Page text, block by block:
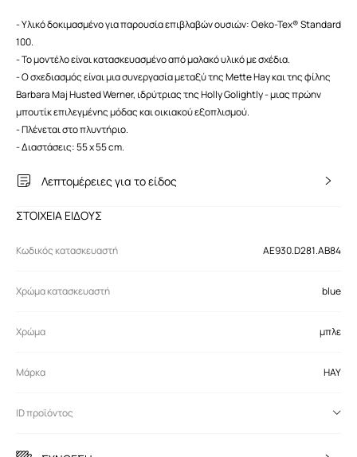
- Υλικό δοκιμασμένο για παρουσία επιβλαβών ουσιών: Oeko-Tex® Standard
100.
- Το μοντέλο είναι κατασκευασμένο από μαλακό υλικό με σχέδια.
- Ο σχεδιασμός είναι μια συνεργασία μεταξύ της Mette Hay και της φίλης
Barbara Maj Husted Werner, ιδρύτριας της Holly Golightly - μιας πρώην
μπουτίκ επιλεγμένης μόδας και οικιακού εξοπλισμού.
- Πλένεται στο πλυντήριο.
- Διαστάσεις: 55 x 55 cm.
Λεπτομέρειες για το είδος
ΣΤΟΙΧΕΙΑ ΕΙΔΟΥΣ
Κωδικός κατασκευαστή AE930.D281.AB84
Χρώμα κατασκευαστή blue
Χρώμα μπλε
Μάρκα HAY
ID προϊόντος